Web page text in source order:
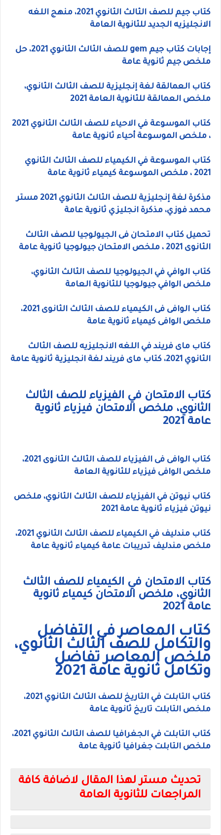
كتاب جيم للصف الثالث الثانوي 2021، منهج اللغه
الانجليزيه الجديد للثانوية العامة
إجابات كتاب جيم gem للصف الثالث الثانوي 2021، حل
ملخص جيم ثانوية عامة
كتاب العمالقة لغة إنجليزية للصف الثالث الثانوي،
ملخص العمالقة للثانوية العامة 2021
كتاب الموسوعة في الاحياء للصف الثالث الثانوي 2021
، ملخص الموسوعة أحياء ثانوية عامة
كتاب الموسوعة في الكيمياء للصف الثالث الثانوي
2021 ، ملخص الموسوعة كيمياء ثانوية عامة
مذكرة لغة إنجليزية للصف الثالث الثانوي 2021 مستر
محمد فوزي، مذكرة انجليزي ثانوية عامة
تحميل كتاب الامتحان فى الجيولوجيا للصف الثالث
الثانوى 2021 ، ملخص الامتحان جيولوجيا ثانوية عامة
كتاب الوافي في الجيولوجيا للصف الثالث الثانوي،
ملخص الوافي جيولوجيا للثانوية العامة
كتاب الوافى فى الكيمياء للصف الثالث الثانوى 2021،
ملخص الوافى كيمياء ثانوية عامة
كتاب ماى فريند في اللغه الانجليزيه للصف الثالث
الثانوي 2021، كتاب ماى فريند لغة انجليزية ثانوية عامة
كتاب الامتحان في الفيزياء للصف الثالث
الثانوي، ملخص الامتحان فيزياء ثانوية
عامة 2021
كتاب الوافى فى الفيزياء للصف الثالث الثانوى 2021،
ملخص الوافى فيزياء للثانوية العامة
كتاب نيوتن في الفيزياء للصف الثالث الثانوي، ملخص
نيوتن فيزياء ثانوية عامة 2021
كتاب مندليف في الكيمياء للصف الثالث الثانوي 2021،
ملخص مندليف تدريبات عامة كيمياء ثانوية عامة
كتاب الامتحان في الكيمياء للصف الثالث
الثانوي، ملخص الامتحان كيمياء ثانوية
عامة 2021
كتاب المعاصر في التفاضل
والتكامل للصف الثالث الثانوي،
ملخص المعاصر تفاضل
وتكامل ثانوية عامة 2021
كتاب التابلت في التاريخ للصف الثالث الثانوي 2021،
ملخص التابلت تاريخ ثانوية عامة
كتاب التابلت في الجغرافيا للصف الثالث الثانوي 2021،
ملخص التابلت جغرافيا ثانوية عامة
تحديث مستر لهذا المقال لاضافة كافة
المراجعات للثانوية العامة